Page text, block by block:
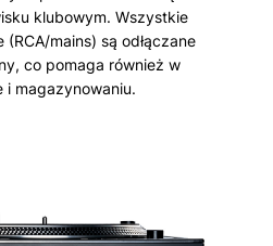
klubowym. Wszystkie
(RCA/mains) są odłączane
co pomaga również w
i magazynowaniu.